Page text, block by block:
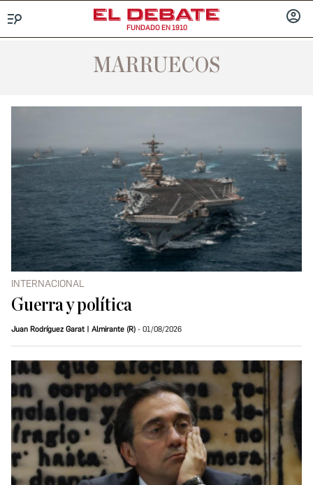
FUNDADO EN 1910
MARRUECOS
INTERNACIONAL
Guerra y política
Juan Rodríguez Garat | Almirante (R) 01/08/2026